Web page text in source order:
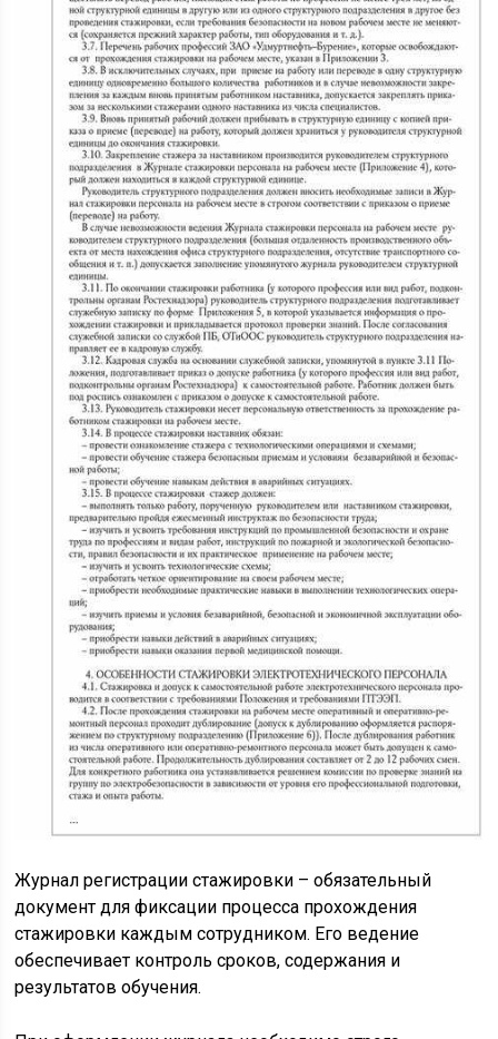
Журнал регистрации стажировки – обязательный
документ для фиксации процесса прохождения
стажировки каждым сотрудником. Его ведение
обеспечивает контроль сроков, содержания и
результатов обучения.